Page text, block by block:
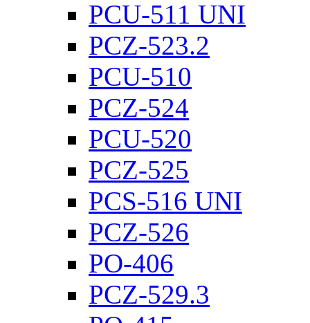
PCU-511 UNI
PCZ-523.2
PCU-510
PCZ-524
PCU-520
PCZ-525
PCS-516 UNI
PCZ-526
PO-406
PCZ-529.3